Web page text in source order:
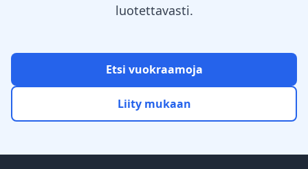
luotettavasti.
Etsi vuokraamoja
Liity mukaan